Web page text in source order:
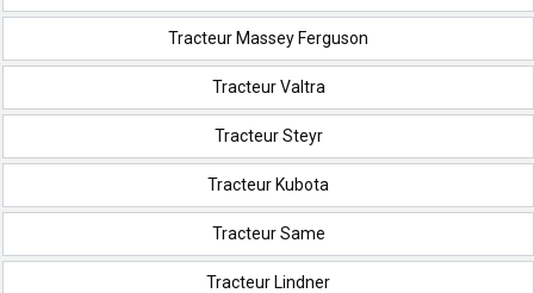
Tracteur Massey Ferguson
Tracteur Valtra
Tracteur Steyr
Tracteur Kubota
Tracteur Same
Tracteur Lindner